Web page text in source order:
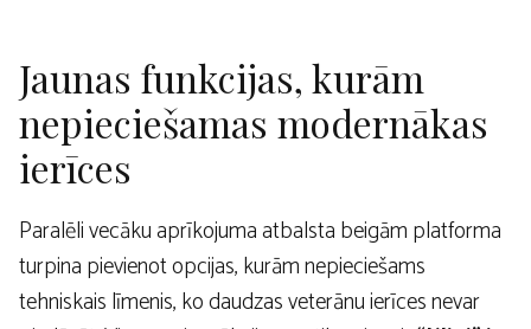
Jaunas funkcijas, kurām
nepieciešamas modernākas
ierīces
Paralēli vecāku aprīkojuma atbalsta beigām platforma
turpina pievienot opcijas, kurām nepieciešams
tehniskais līmenis, ko daudzas veterānu ierīces nevar